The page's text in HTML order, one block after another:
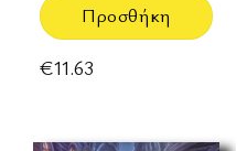
Προσθήκη
€11.63